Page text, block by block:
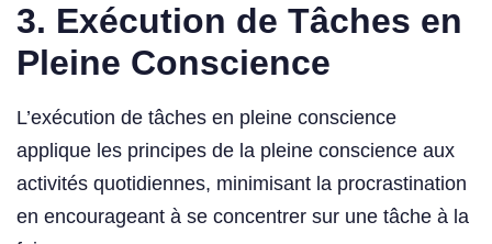
3. Exécution de Tâches en
Pleine Conscience
L’exécution de tâches en pleine conscience
applique les principes de la pleine conscience aux
activités quotidiennes, minimisant la procrastination
en encourageant à se concentrer sur une tâche à la